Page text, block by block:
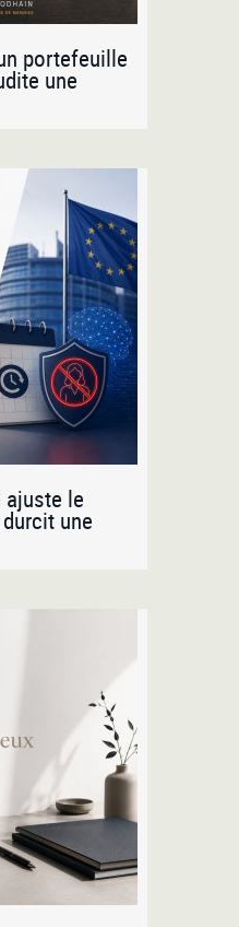
portefeuille
une
ajuste le
une